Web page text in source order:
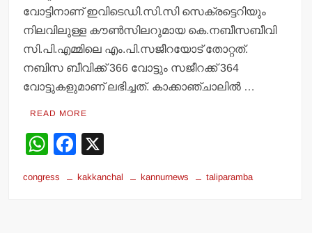
വോട്ടിനാണ് ഇവിടെഡി.സി.സി സെക്രട്ടെറിയും
നിലവിലുള്ള കൗണ്‍സിലറുമായ കെ.നബീസബീവി
സി.പി.എമ്മിലെ എം.പി.സജീറയോട് തോറ്റത്.
നബിസ ബീവിക്ക് 366 വോട്ടും സജീറക്ക് 364
വോട്ടുകളുമാണ് ലഭിച്ചത്. കാക്കാഞ്ചാലില്‍ …
READ MORE
W
at
F
a
c
congress kakkanchal kannurnews taliparamba